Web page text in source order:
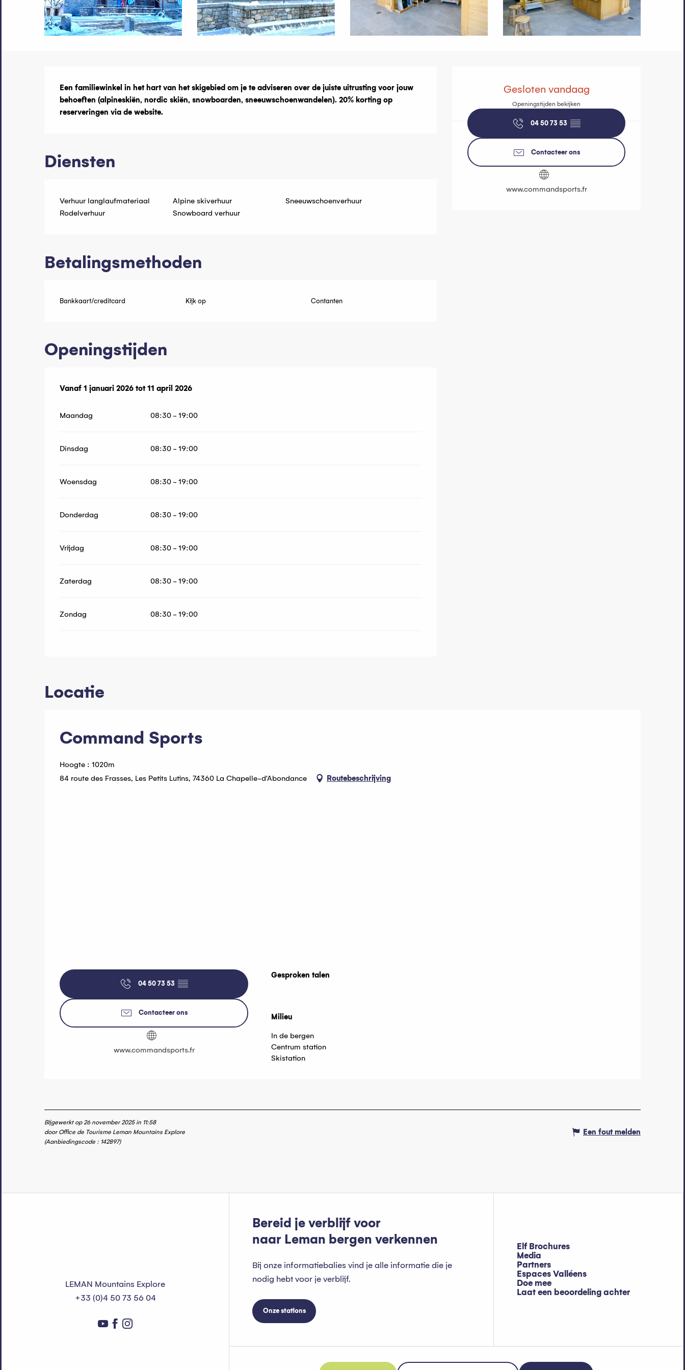
Gesloten vandaag
Openingstijden bekijken
04 50 73 53 ▒▒
Contacteer ons
www.commandsports.fr
Beschrijving
Een familiewinkel in het hart van het skigebied om je te adviseren over de juiste uitrusting voor jouw
behoeften (alpineskiën, nordic skiën, snowboarden, sneeuwschoenwandelen). 20% korting op
reserveringen via de website.
Diensten
Verhuur langlaufmateriaal Alpine skiverhuur
Sneeuwschoenverhuur
Rodelverhuur
Snowboard verhuur
Betalingsmethoden
Bankkaart/creditcard Kijk op Contanten
Openingstijden
Vanaf 1 januari 2026tot11 april 2026
Vanaf 1 januari 2026tot11 april 2026
Maandag 08:30 - 19:00
Dinsdag 08:30 - 19:00
Woensdag 08:30 - 19:00
Donderdag 08:30 - 19:00
Vrijdag 08:30 - 19:00
Zaterdag 08:30 - 19:00
Zondag 08:30 - 19:00
Locatie
Command Sports
Hoogte : 1020m
84 route des Frasses, Les Petits Lutins, 74360 La Chapelle-d'Abondance
Routebeschrijving
04 50 73 53 ▒▒
Contacteer ons
www.commandsports.fr
Gesproken talen
Gesproken talen
Milieu
Milieu
In de bergen
Centrum station
Skistation
Bijgewerkt op 26 november 2025 in 11:58
door Office de Tourisme Leman Mountains Explore
(Aanbiedingscode : 142897)
Een fout melden
LEMAN Mountains Explore
+33 (0)4 50 73 56 04
Bereid je verblijf voor
naar Leman bergen verkennen
Bij onze informatiebalies vind je alle informatie die je
nodig hebt voor je verblijf.
Onze stations
Elf Brochures
Media
Partners
Espaces Valléens
Doe mee
Laat een beoordeling achter